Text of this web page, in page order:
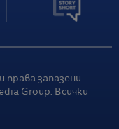
права запазени.
Group. Всички